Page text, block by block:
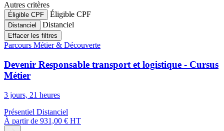
Autres critères
Éligible CPF Éligible CPF
Distanciel Distanciel
Effacer les filtres
Parcours Métier & Découverte
Devenir Responsable transport et logistique - Cursus
Métier
3 jours, 21 heures
Présentiel Distanciel
À partir de 931,00 € HT